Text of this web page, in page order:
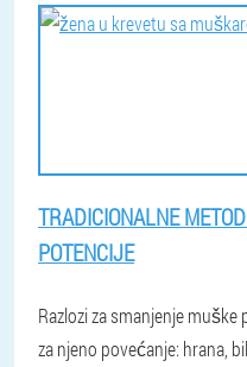
TRADICIONALNE
POTENCIJE
Razlozi za smanjenje
za njeno povećanje: hrana,